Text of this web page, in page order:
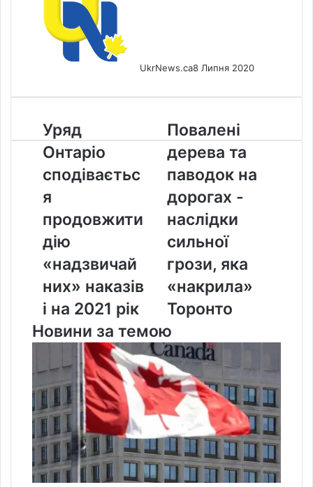
UkrNews.ca8 Липня 2020
Уряд
Онтаріо
сподівається
продовжити
дію
«надзвичайних»
наказів
і
на
рік
Уряд
Онтаріо
сподіваєтьс
я
продовжити
дію
«надзвичай
них» наказів
і на 2021 рік
Повалені
дерева
та
паводок
на
дорогах
-
наслідки
сильної
яка
«накрила»
Торонто
Повалені
дерева та
паводок на
дорогах -
наслідки
сильної
грози, яка
«накрила»
Торонто
Новини за темою